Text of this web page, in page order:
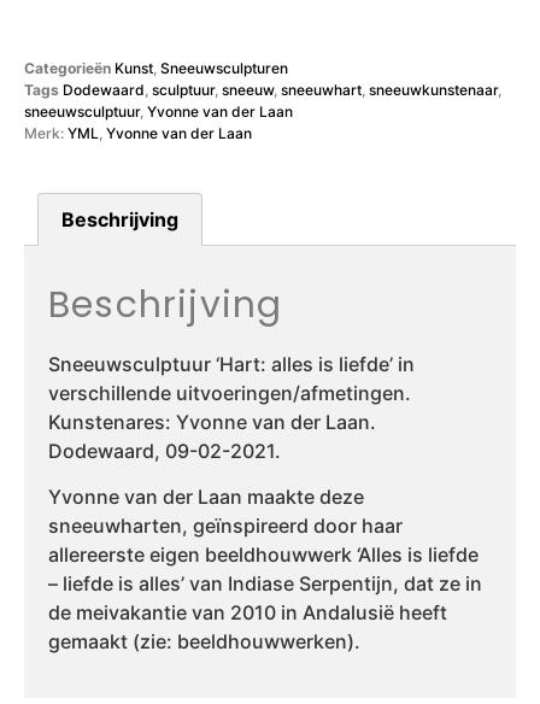
Categorieën Kunst, Sneeuwsculpturen
Tags Dodewaard, sculptuur, sneeuw, sneeuwhart, sneeuwkunstenaar,
sneeuwsculptuur, Yvonne van der Laan
Merk: YML, Yvonne van der Laan
Beschrijving
Beschrijving
Sneeuwsculptuur ‘Hart: alles is liefde’ in
verschillende uitvoeringen/afmetingen.
Kunstenares: Yvonne van der Laan.
Dodewaard, 09-02-2021.
Yvonne van der Laan maakte deze
sneeuwharten, geïnspireerd door haar
allereerste eigen beeldhouwwerk ‘Alles is liefde
– liefde is alles’ van Indiase Serpentijn, dat ze in
de meivakantie van 2010 in Andalusië heeft
gemaakt (zie: beeldhouwwerken).